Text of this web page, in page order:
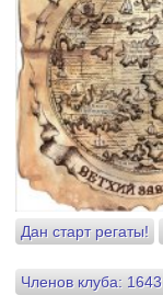
Дан старт регаты!
Членов клуба: 1643